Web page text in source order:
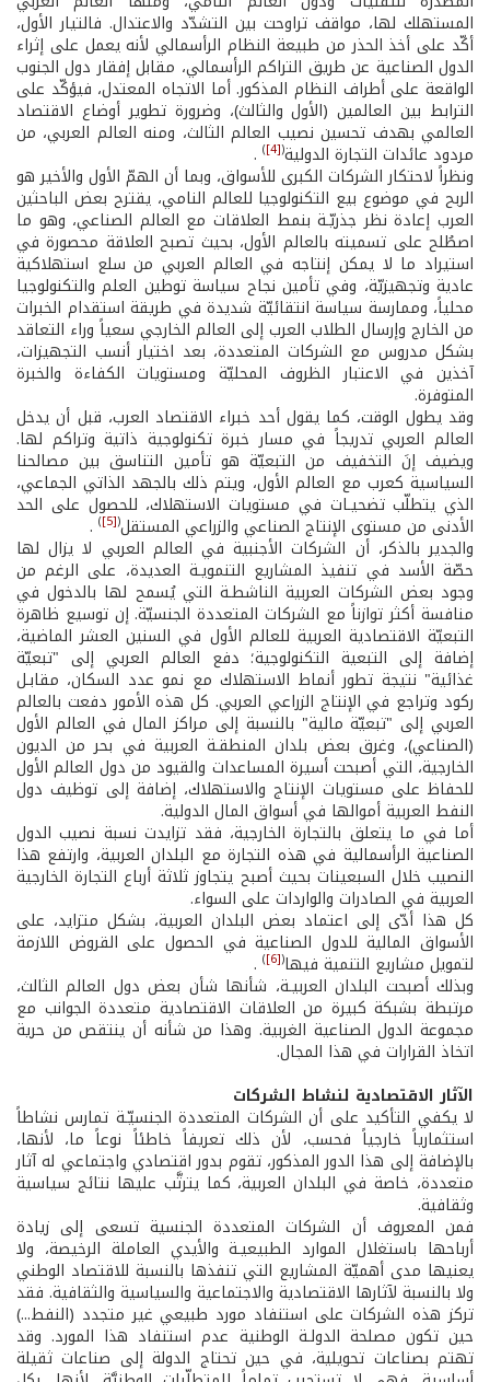
المستهلك لها، مواقف تراوحت بين التشدّد والاعتدال. فالتيار الأول،
أكّد على أخذ الحذر من طبيعة النظام الرأسمالي لأنه يعمل على إثراء
الدول الصناعية عن طريق التراكم الرأسمالي، مقابل إفقار دول الجنوب
الواقعة على أطراف النظام المذكور. أما الاتجاه المعتدل، فيؤكّد على
الترابط بين العالمين (الأول والثالث)، وضرورة تطوير أوضاع الاقتصاد
العالمي بهدف تحسين نصيب العالم الثالث، ومنه العالم العربي، من
مردود عائدات التجارة الدولية(
[4]
)
.
ونظراً لاحتكار الشركات الكبرى للأسواق، وبما أن الهمّ الأول والأخير هو
الربح في موضوع بيع التكنولوجيا للعالم النامي، يقترح بعض الباحثين
العرب إعادة نظر جذريّـة بنمط العلاقات مع العالم الصناعي، وهو ما
اصطُلح على تسميته بالعالم الأول، بحيث تصبح العلاقة محصورة في
استيراد ما لا يمكن إنتاجه في العالم العربي من سلع استهلاكية
عادية وتجهيزيّة، وفي تأمين نجاح سياسة توطين العلم والتكنولوجيا
محلياً، وممارسة سياسة انتقائيّة شديدة في طريقة استقدام الخبرات
من الخارج وإرسال الطلاب العرب إلى العالم الخارجي سعياً وراء التعاقد
بشكل مدروس مع الشركات المتعددة، بعد اختيار أنسب التجهيزات،
آخذين في الاعتبار الظروف المحليّة ومستويات الكفاءة والخبرة
المتوفرة.
وقد يطول الوقت، كما يقول أحد خبراء الاقتصاد العرب، قبل أن يدخل
العالم العربي تدريجاً في مسار خبرة تكنولوجية ذاتية وتراكم لها.
ويضيف إنَ التخفيف من التبعيّة هو تأمين التناسق بين مصالحنا
السياسية كعرب مع العالم الأول، ويتم ذلك بالجهد الذاتي الجماعي،
الذي يتطلّب تضحيـات في مستويات الاستهلاك، للحصول على الحد
الأدنى من مستوى الإنتاج الصناعي والزراعي المستقل(
[5]
)
.
والجدير بالذكر، أن الشركات الأجنبية في العالم العربي لا يزال لها
حصّة الأسد في تنفيذ المشاريع التنمويـة العديدة، على الرغم من
وجود بعض الشركات العربية الناشطـة التي يُسمح لها بالدخول في
منافسة أكثر توازناً مع الشركات المتعددة الجنسيّة. إن توسيع ظاهرة
التبعيّة الاقتصادية العربية للعالم الأول في السنين العشر الماضية،
إضافة إلى التبعية التكنولوجية؛ دفع العالم العربي إلى "تبعيّة
غذائية" نتيجة تطور أنماط الاستهلاك مع نمو عدد السكان، مقابـل
ركود وتراجع في الإنتاج الزراعي العربي. كل هذه الأمور دفعت بالعالم
العربي إلى "تبعيّة مالية" بالنسبة إلى مراكز المال في العالم الأول
(الصناعي)، وغرق بعض بلدان المنطقـة العربية في بحر من الديون
الخارجية، التي أصبحت أسيرة المساعدات والقيود من دول العالم الأول
للحفاظ على مستويات الإنتاج والاستهلاك، إضافة إلى توظيف دول
النفط العربية أموالها في أسواق المال الدولية.
أما في ما يتعلق بالتجارة الخارجية، فقد تزايدت نسبة نصيب الدول
الصناعية الرأسمالية في هذه التجارة مع البلدان العربية، وارتفع هذا
النصيب خلال السبعينات بحيث أصبح يتجاوز ثلاثة أرباع التجارة الخارجية
العربية في الصادرات والواردات على السواء.
كل هذا أدّى إلى اعتماد بعض البلدان العربية، بشكل متزايد، على
الأسواق المالية للدول الصناعية في الحصول على القروض اللازمة
لتمويل مشاريع التنمية فيها(
[6]
)
.
وبذلك أصبحت البلدان العربيـة، شأنها شأن بعض دول العالم الثالث،
مرتبطة بشبكة كبيرة من العلاقات الاقتصادية متعددة الجوانب مع
مجموعة الدول الصناعية الغربية. وهذا من شأنه أن ينتقص من حرية
اتخاذ القرارات في هذا المجال.
الآثار الاقتصادية لنشاط الشركات
لا يكفي التأكيد على أن الشركات المتعددة الجنسيّـة تمارس نشاطاً
استثمارياً خارجياً فحسب، لأن ذلك تعريفاً خاطئاً نوعاً ما، لأنها،
بالإضافة إلى هذا الدور المذكور، تقوم بدور اقتصادي واجتماعي له آثار
متعددة، خاصة في البلدان العربية، كما يترتَّب عليها نتائج سياسية
وثقافية.
فمن المعروف أن الشركات المتعددة الجنسية تسعى إلى زيادة
أرباحها باستغلال الموارد الطبيعيـة والأيدي العاملة الرخيصة، ولا
يعنيها مدى أهميّة المشاريع التي تنفذها بالنسبة للاقتصاد الوطني
ولا بالنسبة لآثارها الاقتصادية والاجتماعية والسياسية والثقافية. فقد
تركز هذه الشركات على استنفاد مورد طبيعي غير متجدد (النفط...)
حين تكون مصلحة الدولـة الوطنية عدم استنفاد هذا المورد. وقد
تهتم بصناعات تحويلية، في حين تحتاج الدولة إلى صناعات ثقيلة